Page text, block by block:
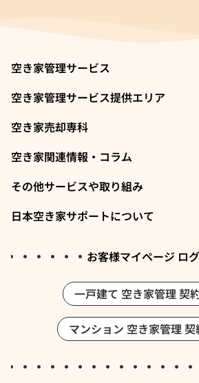
空き家管理サービス
空き家管理サービス提供エリア
空き家売却専科
空き家関連情報・コラム
その他サービスや取り組み
日本空き家サポートについて
お客様マイページ ロ
一戸建て 空き家管理 契
マンション 空き家管理